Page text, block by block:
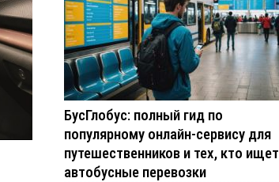
БусГлобус: полный гид по
популярному онлайн-сервису для
путешественников и тех, кто ищет
автобусные перевозки